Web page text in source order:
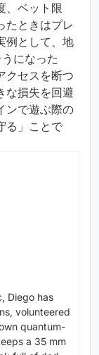
、ベット限
たときはプレ
例として、地
になった
クセスを断つ
な損失を回避
ンで遊ぶ際の
る」ことで
Diego has
volunteered
quantum-
a 35 mm